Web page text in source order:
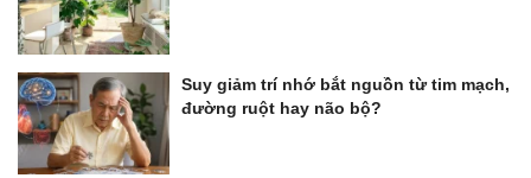
Suy giảm trí nhớ bắt nguồn từ tim mạch,
đường ruột hay não bộ?